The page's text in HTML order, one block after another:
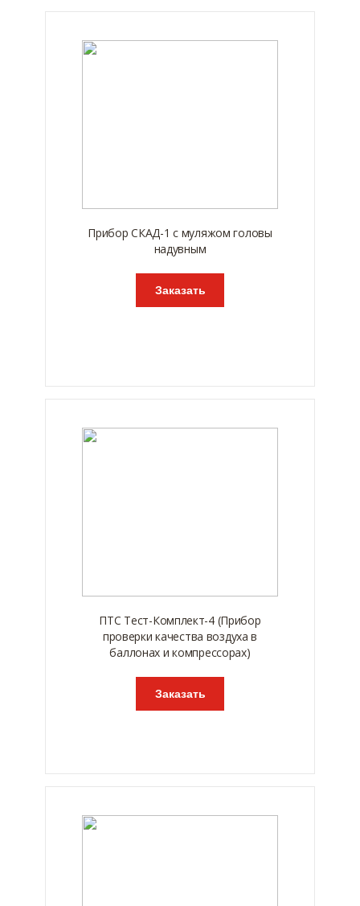
Прибор СКАД-1 с муляжом головы
надувным
Заказать
ПТС Тест-Комплект-4 (Прибор
проверки качества воздуха в
баллонах и компрессорах)
Заказать